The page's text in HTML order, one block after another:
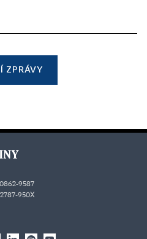
ZPRÁVY
9587
950X